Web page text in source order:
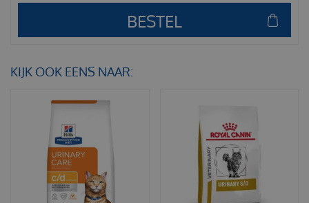
KIJK OOK EENS NAAR: